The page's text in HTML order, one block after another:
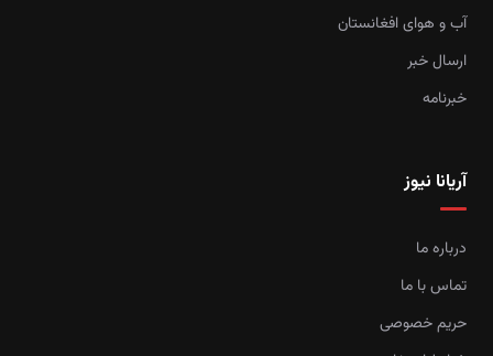
آب و هوای افغانستان
ارسال خبر
خبرنامه
آریانا نیوز
درباره ما
تماس با ما
حریم خصوصی